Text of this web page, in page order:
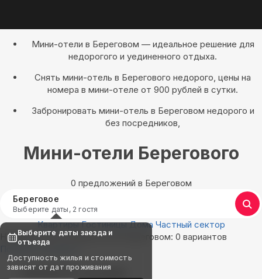
Мини-отели в Береговом — идеальное решение для
недорогого и уединенного отдыха.
Снять мини-отель в Берегового недорого, цены на
номера в мини-отеле от 900 рублей в сутки.
Забронировать мини-отель в Береговом недорого и
без посредников,
Мини-отели Берегового
0 предложений в Береговом
Береговое
Выберите даты, 2 гостя
Квартиры Гостиницы Дома Частный сектор
Найдём, где остановиться в Береговом: 0 вариантов
Показать на карте
Выбирайте лучшее
Выберите даты заезда и
отъезда
Доступность жилья и стоимость
зависят от дат проживания